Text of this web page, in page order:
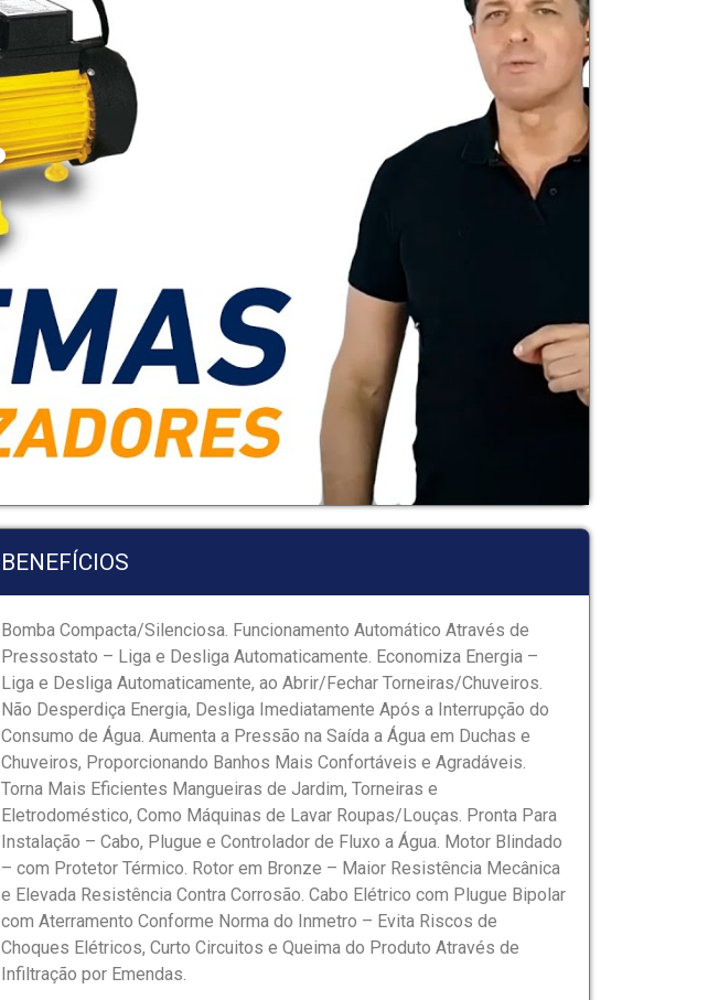
BENEFÍCIOS
Bomba Compacta/Silenciosa. Funcionamento Automático Através de
Pressostato – Liga e Desliga Automaticamente. Economiza Energia –
Liga e Desliga Automaticamente, ao Abrir/Fechar Torneiras/Chuveiros.
Não Desperdiça Energia, Desliga Imediatamente Após a Interrupção do
Consumo de Água. Aumenta a Pressão na Saída a Água em Duchas e
Chuveiros, Proporcionando Banhos Mais Confortáveis e Agradáveis.
Torna Mais Eficientes Mangueiras de Jardim, Torneiras e
Eletrodoméstico, Como Máquinas de Lavar Roupas/Louças. Pronta Para
Instalação – Cabo, Plugue e Controlador de Fluxo a Água. Motor Blindado
– com Protetor Térmico. Rotor em Bronze – Maior Resistência Mecânica
e Elevada Resistência Contra Corrosão. Cabo Elétrico com Plugue Bipolar
com Aterramento Conforme Norma do Inmetro – Evita Riscos de
Choques Elétricos, Curto Circuitos e Queima do Produto Através de
Infiltração por Emendas.